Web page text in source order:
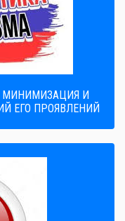
МИНИМИЗАЦИЯ И
ЕГО ПРОЯВЛЕНИЙ